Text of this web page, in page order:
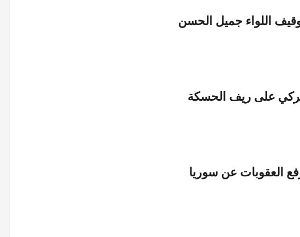
اللواء جميل الحسن
على ريف الحسكة
العقوبات عن سوريا